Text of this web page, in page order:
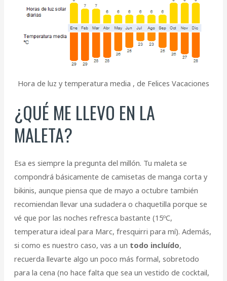
Hora de luz y temperatura media , de Felices Vacaciones
¿QUÉ ME LLEVO EN LA
MALETA?
Esa es siempre la pregunta del millón. Tu maleta se
compondrá básicamente de camisetas de manga corta y
bikinis, aunque piensa que de mayo a octubre también
recomiendan llevar una sudadera o chaquetilla porque se
vé que por las noches refresca bastante (15ºC,
temperatura ideal para Marc, fresquirri para mí). Además,
si como es nuestro caso, vas a un todo incluído,
recuerda llevarte algo un poco más formal, sobretodo
para la cena (no hace falta que sea un vestido de cocktail,